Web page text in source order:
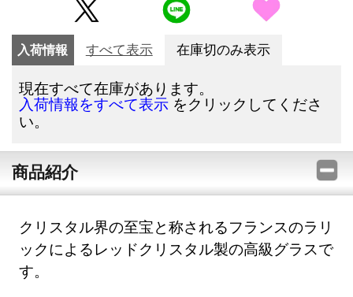
入荷情報 すべて表示 在庫切のみ表示
現在すべて在庫があります。
入荷情報をすべて表示 をクリックしてくださ
い。
商品紹介
クリスタル界の至宝と称されるフランスのラリ
ックによるレッドクリスタル製の高級グラスで
す。